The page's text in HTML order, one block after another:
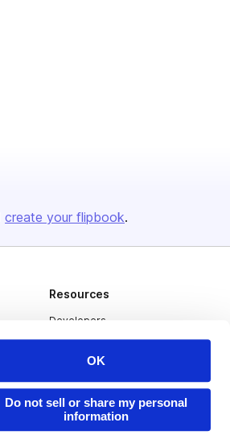
OK
Do not sell or share my personal
information
create your flipbook.
Resources
Developers